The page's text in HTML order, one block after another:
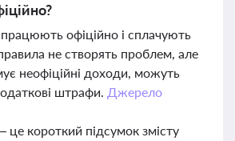
працюють офіційно і сплачують
не створять проблем, але
неофіційні доходи, можуть
штрафи. Джерело
короткий підсумок змісту